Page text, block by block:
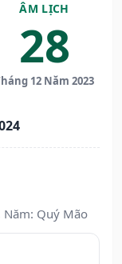
ÂM LỊCH
28
12 Năm 2023
Năm: Quý Mão